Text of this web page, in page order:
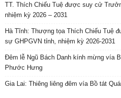
TT. Thích Chiếu Tuệ được suy cử
nhiệm kỳ 2026 – 2031
Hà Tĩnh: Thượng tọa Thích Chiếu Tuệ
sự GHPGVN tỉnh, nhiệm kỳ 2026-2031
Đêm lễ Ngũ Bách Danh kính mừng vía
Phước Hưng
Gia Lai: Thiêng liêng đêm vía Bồ tát